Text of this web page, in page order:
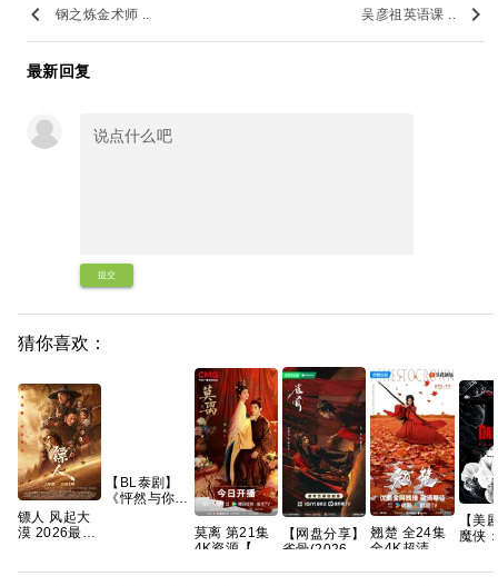
keyboard_arrow_left 钢之炼金术师 .. 吴彦祖英语课 .. keyboard_arrow_right
最新回复
提交
猜你喜欢：
镖人 风起大
漠 2026最新
【BL泰剧】
《怦然与你
莫离 第21集
4K资源【实
【网盘分享】
雀骨(2026)
翘楚 全24集
全4K超清
【美
魔侠